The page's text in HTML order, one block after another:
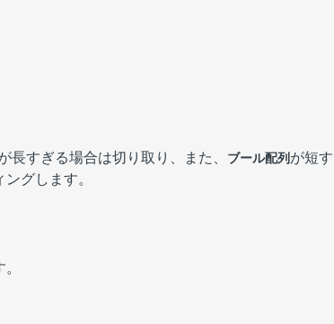
長すぎる場合は切り取り、また、 ブール配列が短
グします。